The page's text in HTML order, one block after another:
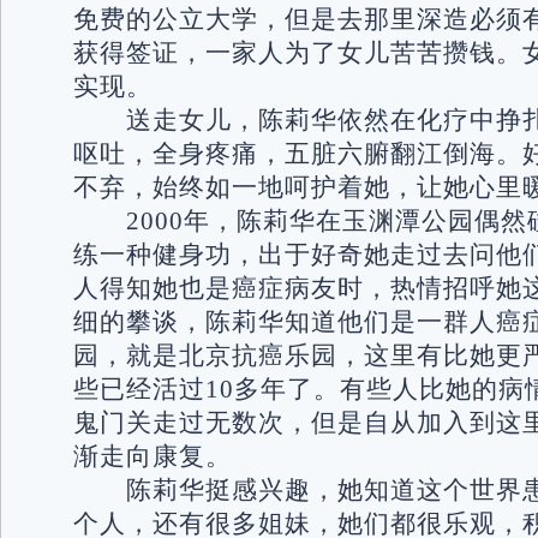
免费的公立大学，但是去那里深造必须
获得签证，一家人为了女儿苦苦攒钱。
实现。
送走女儿，陈莉华依然在化疗中挣
呕吐，全身疼痛，五脏六腑翻江倒海。
不弃，始终如一地呵护着她，让她心里
2000年，陈莉华在玉渊潭公园偶然
练一种健身功，出于好奇她走过去问他
人得知她也是癌症病友时，热情招呼她
细的攀谈，陈莉华知道他们是一群人癌
园，就是北京抗癌乐园，这里有比她更
些已经活过10多年了。有些人比她的病
鬼门关走过无数次，但是自从加入到这
渐走向康复。
陈莉华挺感兴趣，她知道这个世界
个人，还有很多姐妹，她们都很乐观，